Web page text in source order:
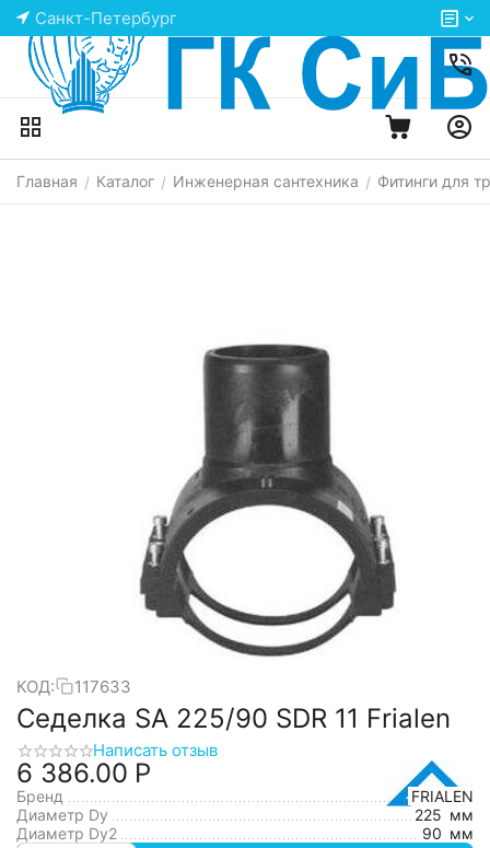
Санкт-Петербург
Главная / Каталог / Инженерная сантехника / Фитинги для
КОД: 117633
Седелка SA 225/90 SDR 11 Frialen
Написать отзыв
6 386.00 Р
Бренд
FRIALEN
Диаметр Dy
225 мм
Диаметр Dy2
90 мм